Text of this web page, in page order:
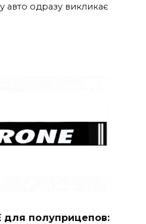
одразу викликає
для полуприцепов: